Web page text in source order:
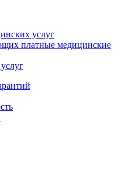
услуг
платные медицинские